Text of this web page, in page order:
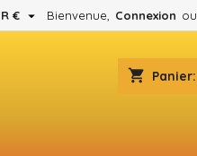
Bienvenue, Connexion ou
€ 
shopping_cart Panier: